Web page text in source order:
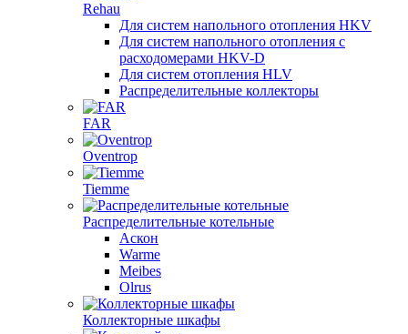
Rehau
Для систем напольного отопления HKV
Для систем напольного отопления с
расходомерами HKV-D
Для систем отопления HLV
Распределительные коллекторы
FAR
Oventrop
Tiemme
Распределительные котельные
Аскон
Warme
Meibes
Olrus
Коллекторные шкафы